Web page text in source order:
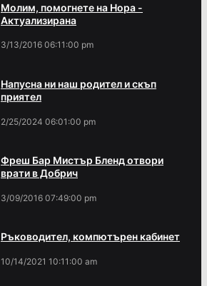
Молим, помогнете на Нора -
Актуализирана
3/13/2016 06:11:00 pm
Напусна ни наш родител и скъп
приятел
2/25/2024 06:01:00 pm
Фреш Бар Мистър Бленд отвори
врати в Добрич
3/09/2016 07:49:00 pm
Ръководител, компютърен кабинет
10/14/2021 10:11:00 am